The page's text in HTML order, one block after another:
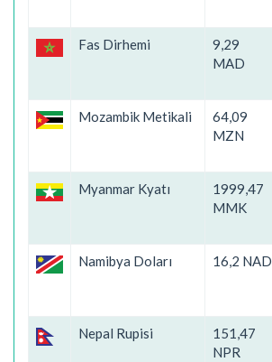
Fas Dirhemi
9,29
MAD
Mozambik Metikali
64,09
MZN
Myanmar Kyatı
1999,47
MMK
Namibya Doları 16,2 NAD
Nepal Rupisi
151,47
NPR